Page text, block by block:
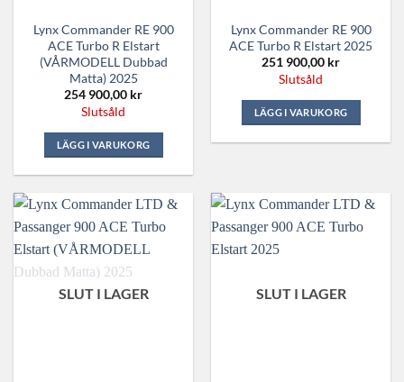
Lynx Commander RE 900
ACE Turbo R Elstart
(VÅRMODELL Dubbad
Matta) 2025
254 900,00 kr
Slutsåld
LÄGG I VARUKORG
Lynx Commander RE 900
ACE Turbo R Elstart 2025
251 900,00 kr
Slutsåld
LÄGG I VARUKORG
SLUT I LAGER SLUT I LAGER